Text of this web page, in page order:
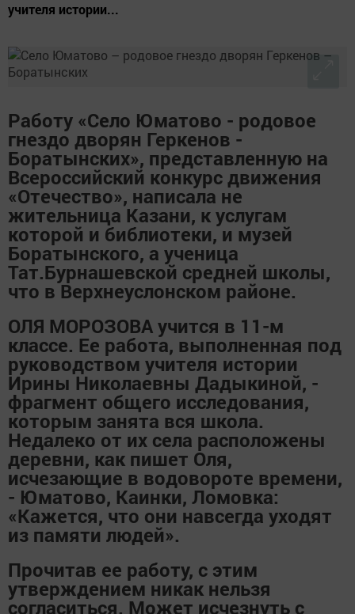
учителя истории...
Работу «Село Юматово - родовое
гнездо дворян Геркенов -
Боратынских», представленную на
Всероссийский конкурс движения
«Отечество», написала не
жительница Казани, к услугам
которой и библиотеки, и музей
Боратынского, а ученица
Тат.Бурнашевской средней школы,
что в Верхнеуслонском районе.
ОЛЯ МОРОЗОВА учится в 11-м
классе. Ее работа, выполненная под
руководством учителя истории
Ирины Николаевны Дадыкиной, -
фрагмент общего исследования,
которым занята вся школа.
Недалеко от их села расположены
деревни, как пишет Оля,
исчезающие в водовороте времени,
- Юматово, Каинки, Ломовка:
«Кажется, что они навсегда уходят
из памяти людей».
Прочитав ее работу, с этим
утверждением никак нельзя
согласиться. Может исчезнуть с